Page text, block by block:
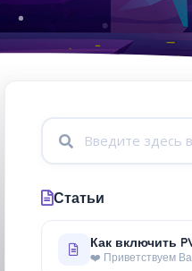
Статьи
Как включить
❤️ Приветствуем